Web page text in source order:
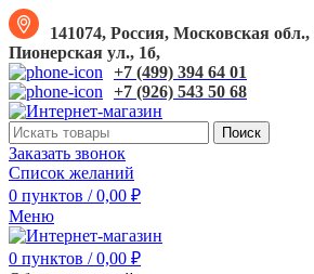
141074, Россия, Московская
Пионерская ул., 1б,
+7 (499) 394 64 01
+7 (926) 543 50 68
Поиск
Заказать звонок
Список желаний
0 пунктов / 0,00 ₽
Меню
0 пунктов / 0,00 ₽